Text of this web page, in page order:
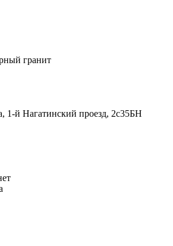
гранит
1-й Нагатинский проезд, 2с35БН